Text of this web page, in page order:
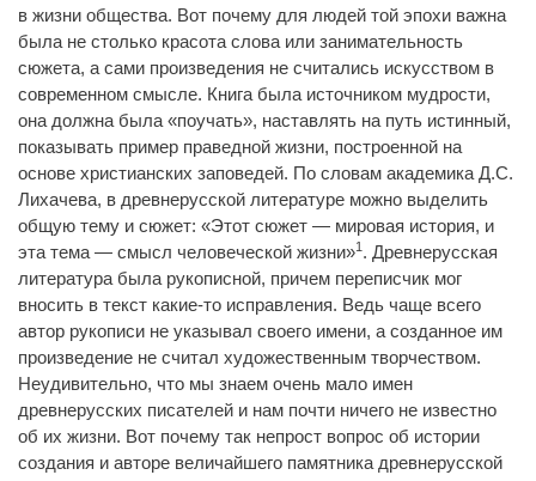
в жизни общества. Вот почему для людей той эпохи важна
была не столько красота слова или занимательность
сюжета, а сами произведения не считались искусством в
современном смысле. Книга была источником мудрости,
она должна была «поучать», наставлять на путь истинный,
показывать пример праведной жизни, построенной на
основе христианских заповедей. По словам академика Д.С.
Лихачева, в древнерусской литературе можно выделить
общую тему и сюжет: «Этот сюжет — мировая история, и
эта тема — смысл человеческой жизни»1 . Древнерусская
литература была рукописной, причем переписчик мог
вносить в текст какие-то исправления. Ведь чаще всего
автор рукописи не указывал своего имени, а созданное им
произведение не считал художественным творчеством.
Неудивительно, что мы знаем очень мало имен
древнерусских писателей и нам почти ничего не известно
об их жизни. Вот почему так непрост вопрос об истории
создания и авторе величайшего памятника древнерусской